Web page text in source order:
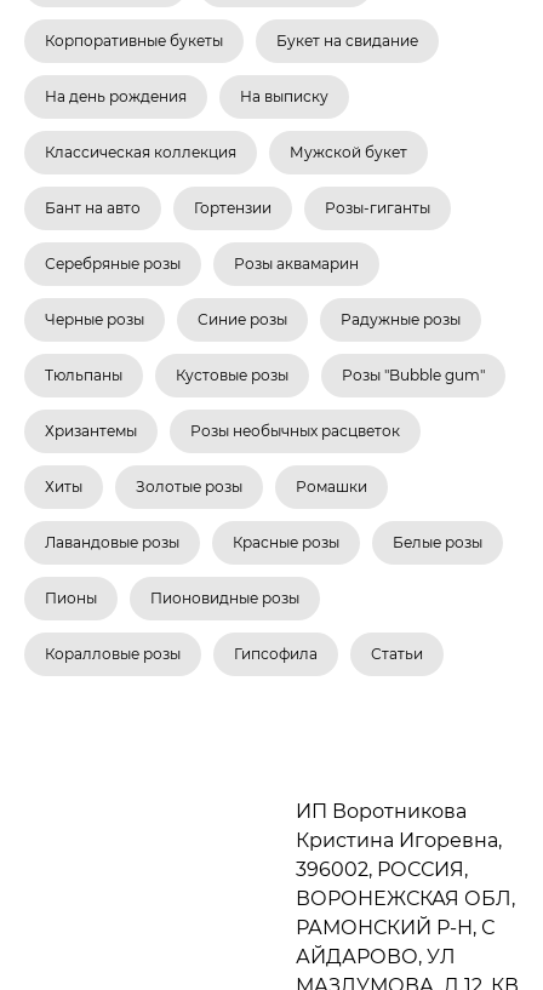
Корпоративные букеты Букет на свидание
На день рождения На выписку
Классическая коллекция Мужской букет
Бант на авто Гортензии Розы-гиганты
Серебряные розы Розы аквамарин
Черные розы Синие розы Радужные розы
Тюльпаны Кустовые розы Розы "Bubble gum"
Хризантемы Розы необычных расцветок
Хиты Золотые розы Ромашки
Лавандовые розы Красные розы Белые розы
Пионы Пионовидные розы
Коралловые розы Гипсофила Статьи
ИП Воротникова
Кристина Игоревна,
396002, РОССИЯ,
ВОРОНЕЖСКАЯ ОБЛ,
РАМОНСКИЙ Р-Н, С
АЙДАРОВО, УЛ
МАЗЛУМОВА, Д 12, КВ